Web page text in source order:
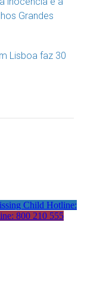
Grandes
Lisboa faz 30
Child Hotline:
800 210 555